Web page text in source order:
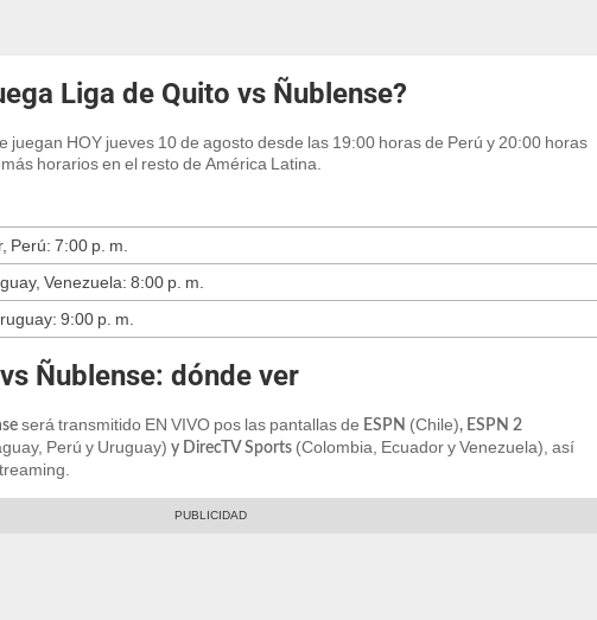
Liga de Quito vs Ñublense?
juegan HOY jueves 10 de agosto desde las 19:00 horas de Perú y 20:00 horas
horarios en el resto de América Latina.
Perú: 7:00 p. m.
Venezuela: 8:00 p. m.
9:00 p. m.
Ñublense: dónde ver
será transmitido EN VIVO pos las pantallas de ESPN (Chile), ESPN 2
Perú y Uruguay) y DirecTV Sports (Colombia, Ecuador y Venezuela), así